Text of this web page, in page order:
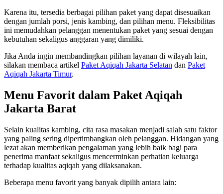
Karena itu, tersedia berbagai pilihan paket yang dapat disesuaikan
dengan jumlah porsi, jenis kambing, dan pilihan menu. Fleksibilitas
ini memudahkan pelanggan menentukan paket yang sesuai dengan
kebutuhan sekaligus anggaran yang dimiliki.
Jika Anda ingin membandingkan pilihan layanan di wilayah lain,
silakan membaca artikel Paket Aqiqah Jakarta Selatan dan Paket
Aqiqah Jakarta Timur.
Menu Favorit dalam Paket Aqiqah
Jakarta Barat
Selain kualitas kambing, cita rasa masakan menjadi salah satu faktor
yang paling sering dipertimbangkan oleh pelanggan. Hidangan yang
lezat akan memberikan pengalaman yang lebih baik bagi para
penerima manfaat sekaligus mencerminkan perhatian keluarga
terhadap kualitas aqiqah yang dilaksanakan.
Beberapa menu favorit yang banyak dipilih antara lain: